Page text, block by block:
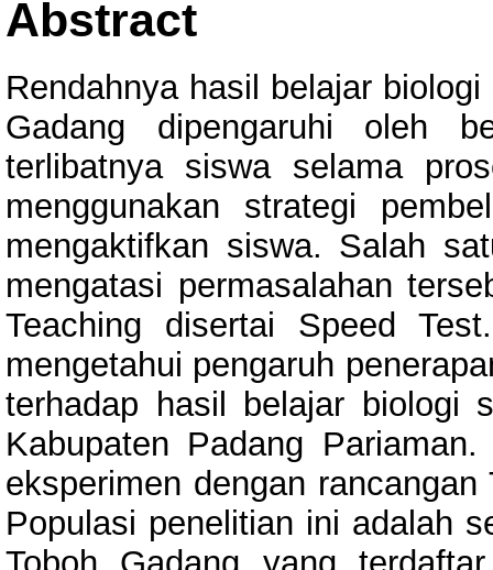
Abstract
Rendahnya hasil belajar
Gadang dipengaruhi oleh
terlibatnya siswa selama
menggunakan strategi
mengaktifkan siswa. Salah
mengatasi permasalahan
Teaching disertai Speed
mengetahui pengaruh
terhadap hasil belajar biologi
Kabupaten Padang
eksperimen dengan
Populasi penelitian ini adalah